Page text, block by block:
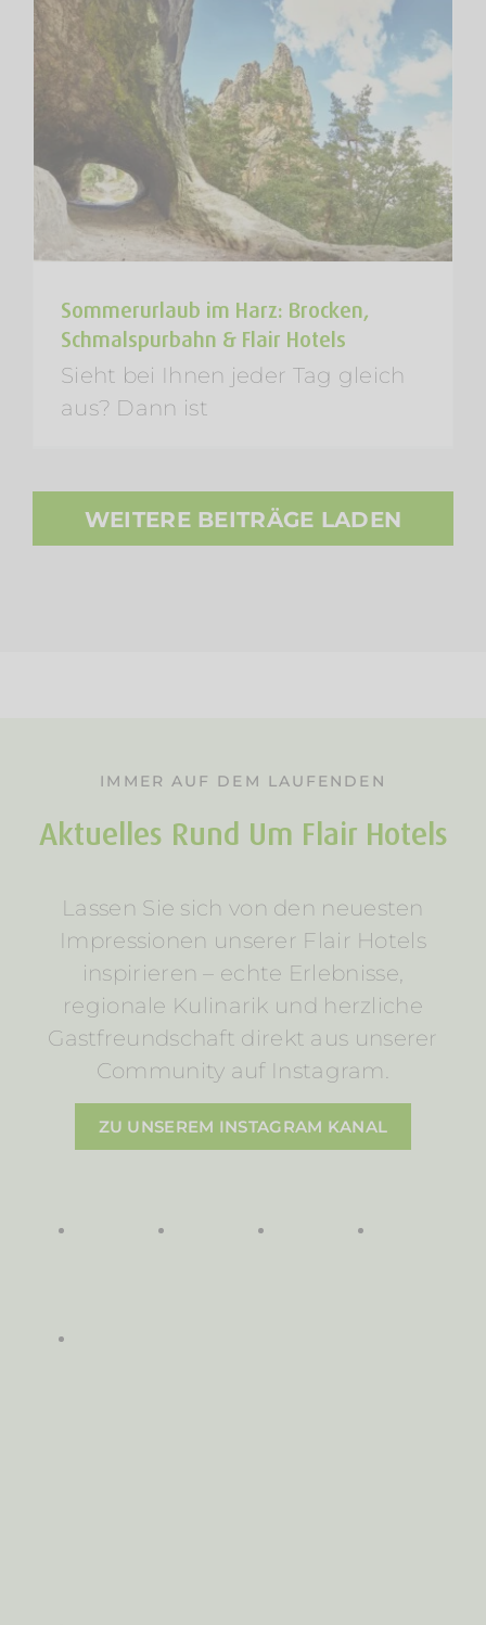
Sommerurlaub im Harz: Brocken,
Schmalspurbahn & Flair Hotels
Sieht bei Ihnen jeder Tag gleich
aus? Dann ist
WEITERE BEITRÄGE LADEN
IMMER AUF DEM LAUFENDEN
Aktuelles Rund Um Flair Hotels
Lassen Sie sich von den neuesten
Impressionen unserer Flair Hotels
inspirieren – echte Erlebnisse,
regionale Kulinarik und herzliche
Gastfreundschaft direkt aus unserer
Community auf Instagram.
ZU UNSEREM INSTAGRAM KANAL